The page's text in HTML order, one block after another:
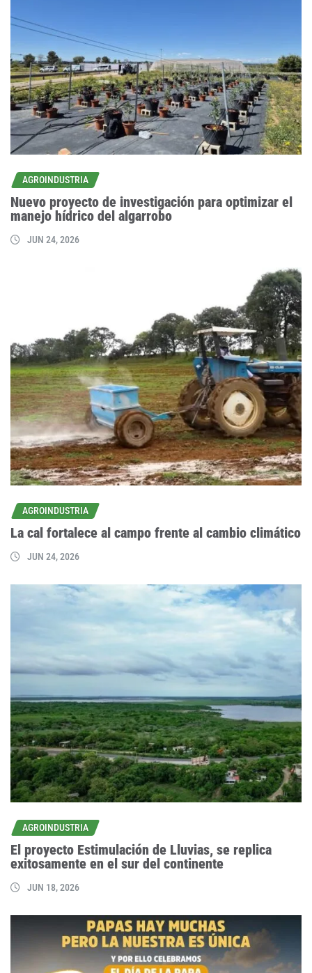
AGROINDUSTRIA
Nuevo proyecto de investigación para optimizar el
manejo hídrico del algarrobo
JUN 24, 2026
AGROINDUSTRIA
La cal fortalece al campo frente al cambio climático
JUN 24, 2026
AGROINDUSTRIA
El proyecto Estimulación de Lluvias, se replica
exitosamente en el sur del continente
JUN 18, 2026